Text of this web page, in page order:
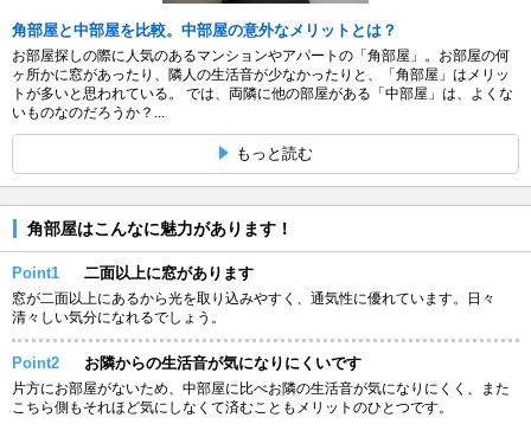
角部屋と中部屋を比較。中部屋の意外なメリットとは？
お部屋探しの際に人気のあるマンションやアパートの「角部屋」。お部屋の何
ヶ所かに窓があったり、隣人の生活音が少なかったりと、「角部屋」はメリッ
トが多いと思われている。 では、両隣に他の部屋がある「中部屋」は、よくな
いものなのだろうか？...
もっと読む
角部屋はこんなに魅力があります！
Point1 二面以上に窓があります
窓が二面以上にあるから光を取り込みやすく、通気性に優れています。日々
清々しい気分になれるでしょう。
Point2 お隣からの生活音が気になりにくいです
片方にお部屋がないため、中部屋に比べお隣の生活音が気になりにくく、また
こちら側もそれほど気にしなくて済むこともメリットのひとつです。